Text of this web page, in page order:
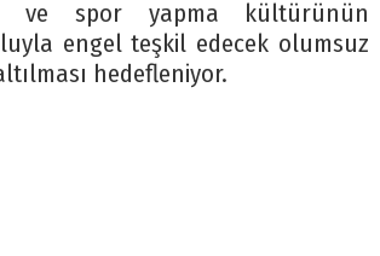
ve spor yapma kültürünün
engel teşkil edecek olumsuz
hedefleniyor.